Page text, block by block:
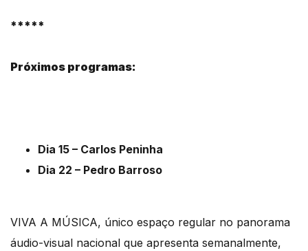
*****
Próximos programas:
Dia 15 – Carlos Peninha
Dia 22 – Pedro Barroso
VIVA A MÚSICA, único espaço regular no panorama
áudio-visual nacional que apresenta semanalmente,